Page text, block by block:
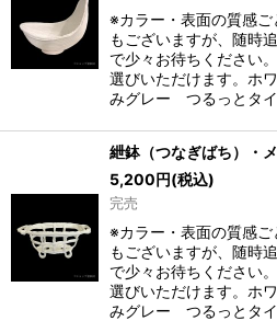
※カラー・表面の質感
もございますが、随時
で少々お待ちください
選びいただけます。ホ
みグレー つるっとタ
紲鉢（つなぎばち）・
5,200円(税込)
完売
※カラー・表面の質感
もございますが、随時
で少々お待ちください
選びいただけます。ホ
みグレー つるっとタ